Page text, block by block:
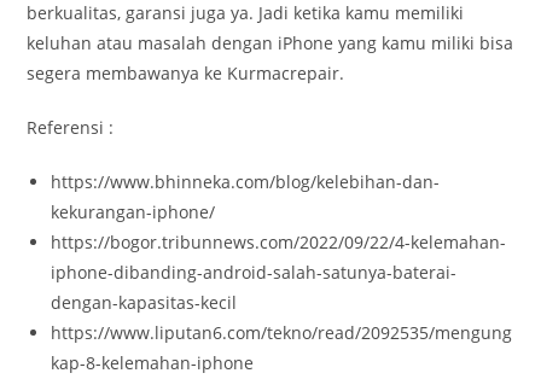
berkualitas, garansi juga ya. Jadi ketika kamu memiliki
keluhan atau masalah dengan iPhone yang kamu miliki bisa
segera membawanya ke Kurmacrepair.
Referensi :
https://www.bhinneka.com/blog/kelebihan-dan-
kekurangan-iphone/
https://bogor.tribunnews.com/2022/09/22/4-kelemahan-
iphone-dibanding-android-salah-satunya-baterai-
dengan-kapasitas-kecil
https://www.liputan6.com/tekno/read/2092535/mengung
kap-8-kelemahan-iphone